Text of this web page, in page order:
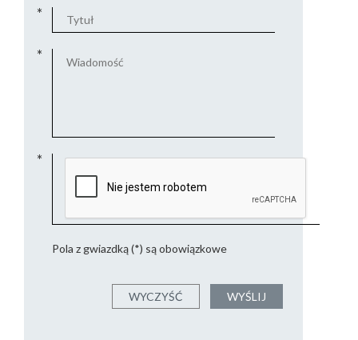
Pola z gwiazdką (*) są obowiązkowe